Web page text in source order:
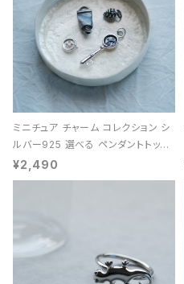
ミニチュア チャーム コレクション シ
ルバー925 選べる ペンダントトップ
レディース ユニセックス
¥2,490